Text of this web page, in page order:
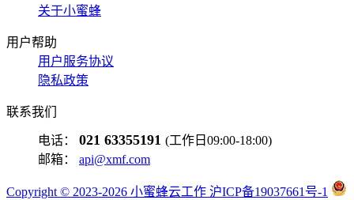
关于小蜜蜂
用户帮助
用户服务协议
隐私政策
联系我们
电话： 021 63355191 (工作日09:00-18:00)
邮箱： api@xmf.com
Copyright © 2023-2026 小蜜蜂云工作 沪ICP备19037661号-1